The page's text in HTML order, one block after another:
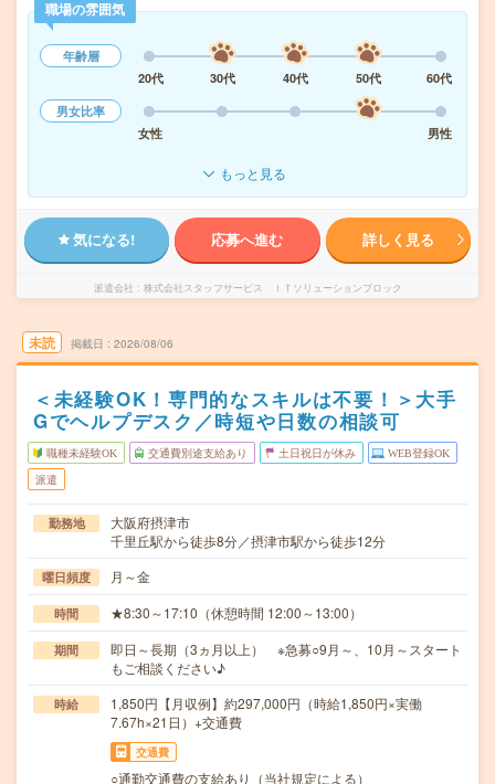
職場の雰囲気
年齢層
20代
30代 40代 50代
60代
男女比率
女性
男性
もっと見る
気になる! 応募へ進む 詳しく見る
派遣会社 株式会社スタッフサービス ＩＴソリューションブロック
未読 掲載日 2026/08/06
＜未経験OK！専門的なスキルは不要！＞大手
Gでヘルプデスク／時短や日数の相談可
職種未経験OK 交通費別途支給あり 土日祝日が休み WEB登録OK
派遣
勤務地
大阪府摂津市
千里丘駅から徒歩8分／摂津市駅から徒歩12分
曜日頻度 月～金
時間 ★8:30～17:10（休憩時間 12:00～13:00）
期間
即日～長期（3ヵ月以上） ※急募○9月～、10月～スタート
もご相談ください♪
時給
1,850円【月収例】約297,000円（時給1,850円×実働
7.67h×21日）+交通費
交通費
○通勤交通費の支給あり（当社規定による）